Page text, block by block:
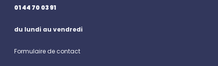
01 44 70 03 91
du lundi au vendredi
Formulaire de contact